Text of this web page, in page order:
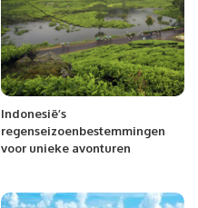
Indonesië’s
regenseizoenbestemmingen
voor unieke avonturen